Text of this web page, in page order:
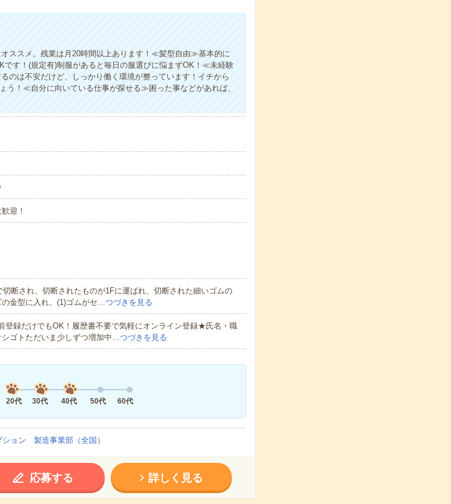
ススメ。残業は月20時間以上あります！≪髪型自由≫基本的に
です！(規定有)制服があると毎日の服選びに悩まずOK！≪未経験
のは不安だけど、しっかり働く環境が整っています！イチから
う！≪自分に向いている仕事が探せる≫困った事などがあれば、
迎！
断され、切断されたものが1Fに運ばれ、切断された細いゴムの
金型に入れ、(1)ゴムがセ…つづきを見る
登録だけでもOK！履歴書不要で気軽にオンライン登録★氏名・職
ゴトただいま少しずつ増加中…つづきを見る
20代
30代 40代 50代 60代
ョン 製造事業部（全国）
応募する 詳しく見る